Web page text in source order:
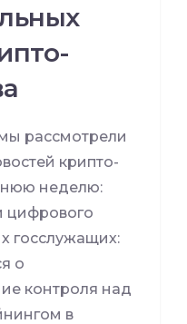
рассмотрели
крипто-
неделю:
цифрового
госслужащих:
о
контроля над
в